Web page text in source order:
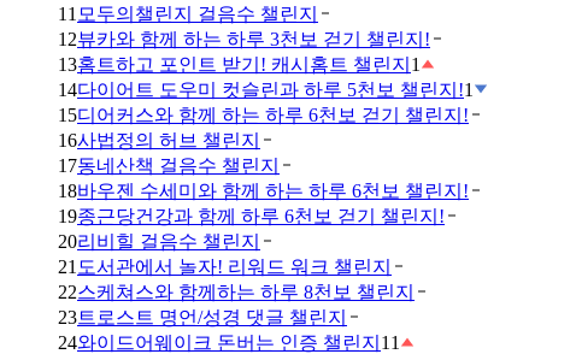
11 모두의챌린지 걸음수 챌린지
12뷰카와 함께 하는 하루 3천보 걷기 챌린지!
13홈트하고 포인트 받기! 캐시홈트 챌린지 1
14다이어트 도우미 컷슬린과 하루 5천보 챌린지!1
15디어커스와 함께 하는 하루 6천보 걷기 챌린지!
16사법정의 허브 챌린지
17동네산책 걸음수 챌린지
18바우젠 수세미와 함께 하는 하루 6천보 챌린지!
19종근당건강과 함께 하루 6천보 걷기 챌린지!
20리비힐 걸음수 챌린지
21 도서관에서 놀자! 리워드 워크 챌린지
22스케쳐스와 함께하는 하루 8천보 챌린지
23트로스트 명언/성경 댓글 챌린지
24와이드어웨이크 돈버는 인증 챌린지 11